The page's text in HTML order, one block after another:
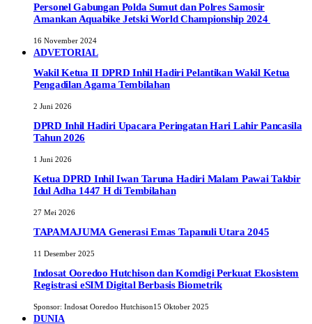
Personel Gabungan Polda Sumut dan Polres Samosir
Amankan Aquabike Jetski World Championship 2024
16 November 2024
ADVETORIAL
Wakil Ketua II DPRD Inhil Hadiri Pelantikan Wakil Ketua
Pengadilan Agama Tembilahan
2 Juni 2026
DPRD Inhil Hadiri Upacara Peringatan Hari Lahir Pancasila
Tahun 2026
1 Juni 2026
Ketua DPRD Inhil Iwan Taruna Hadiri Malam Pawai Takbir
Idul Adha 1447 H di Tembilahan
27 Mei 2026
TAPAMAJUMA Generasi Emas Tapanuli Utara 2045
11 Desember 2025
Indosat Ooredoo Hutchison dan Komdigi Perkuat Ekosistem
Registrasi eSIM Digital Berbasis Biometrik
Sponsor: Indosat Ooredoo Hutchison15 Oktober 2025
DUNIA